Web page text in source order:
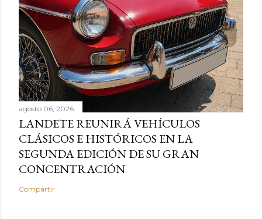
agosto 06, 2026
LANDETE REUNIRÁ VEHÍCULOS
CLÁSICOS E HISTÓRICOS EN LA
SEGUNDA EDICIÓN DE SU GRAN
CONCENTRACIÓN
Compartir